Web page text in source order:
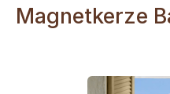
Magnetkerze
Bildergalerie überspringen